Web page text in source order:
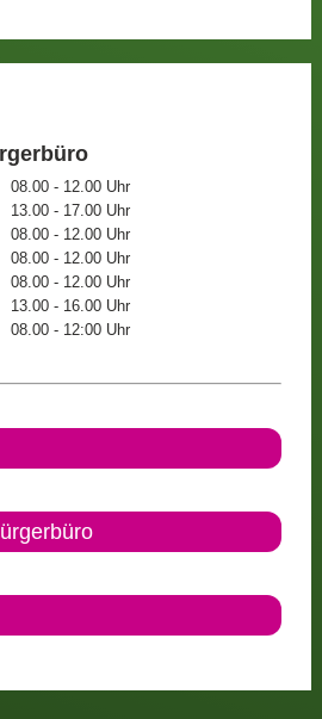
08.00 - 12.00 Uhr
13.00 - 17.00 Uhr
08.00 - 12.00 Uhr
08.00 - 12.00 Uhr
08.00 - 12.00 Uhr
13.00 - 16.00 Uhr
08.00 - 12:00 Uhr